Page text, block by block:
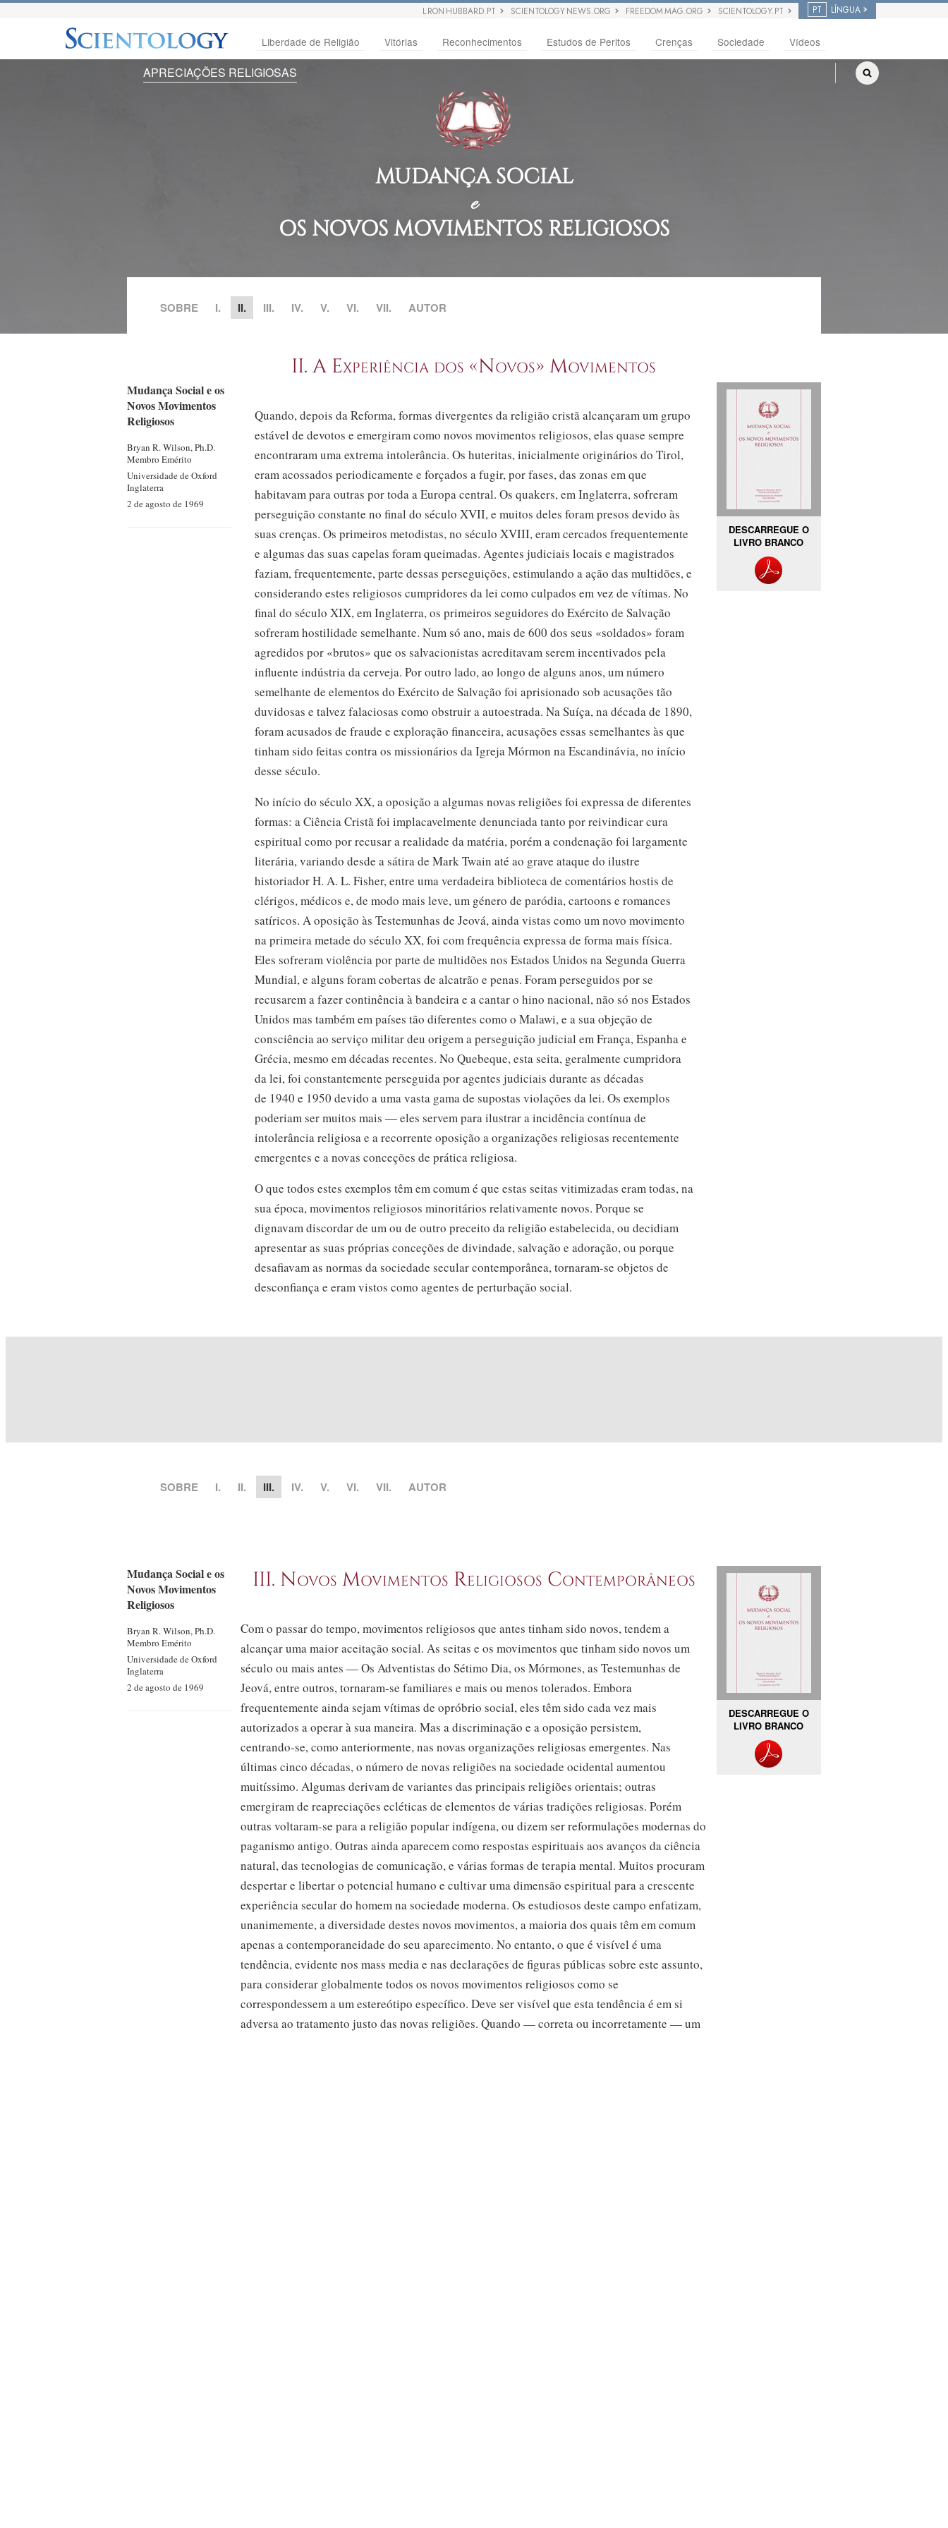
L RON HUBBARD.PT SCIENTOLOGY NEWS.ORG FREEDOM MAG.ORG SCIENTOLOGY.PT PT LÍNGUA
Liberdade de Religião Vitórias Reconhecimentos Estudos de Peritos Crenças Sociedade Vídeos
APRECIAÇÕES RELIGIOSAS
MUDANÇA SOCIAL
e
OS NOVOS MOVIMENTOS RELIGIOSOS
SOBRE I. II. III. IV. V. VI. VII. AUTOR
Mudança Social e os
Novos Movimentos
Religiosos
Bryan R.Wilson, Ph.D.
Membro Emérito
Universidade de Oxford
Inglaterra
2 de agosto de 1969
II. A Experiência dos «Novos» Movimentos
Quando, depois da Reforma, formas divergentes da religião cristã alcançaram um grupo
estável de devotos e emergiram como novos movimentos religiosos, elas quase sempre
encontraram uma extrema intolerância. Os huteritas, inicialmente originários do Tirol,
eram acossados periodicamente e forçados a fugir, por fases, das zonas em que
habitavam para outras por toda a Europa central. Os quakers, em Inglaterra, sofreram
perseguição constante no final do século XVII,e muitos deles foram presos devido às
suas crenças. Os primeiros metodistas, no século XVIII,eram cercados frequentemente
e algumas das suas capelas foram queimadas. Agentes judiciais locais e magistrados
faziam, frequentemente, parte dessas perseguições, estimulando a ação das multidões, e
considerando estes religiosos cumpridores da lei como culpados em vez de vítimas. No
final do século XIX,em Inglaterra, os primeiros seguidores do Exército de Salvação
sofreram hostilidade semelhante. Num só ano, mais de 600 dos seus «soldados» foram
agredidos por «brutos» que os salvacionistas acreditavam serem incentivados pela
influente indústria da cerveja. Por outro lado, ao longo de alguns anos, um número
semelhante de elementos do Exército de Salvação foi aprisionado sob acusações tão
duvidosas e talvez falaciosas como obstruir a autoestrada. Na Suíça, na décadade 1890,
foram acusados de fraude e exploração financeira, acusações essas semelhantes às que
tinham sido feitas contra os missionários da Igreja Mórmon na Escandinávia, no início
desse século.
No início do século XX,a oposição a algumas novas religiões foi expressa de diferentes
formas: a Ciência Cristã foi implacavelmente denunciada tanto por reivindicar cura
espiritual como por recusar a realidade da matéria, porém a condenação foi largamente
literária, variando desde a sátira de Mark Twain até ao grave ataque do ilustre
historiadorH. A. L. Fisher,entre uma verdadeira biblioteca de comentários hostis de
clérigos, médicos e, de modo mais leve, um género de paródia, cartoons e romances
satíricos. A oposição às Testemunhas de Jeová, ainda vistas como um novo movimento
na primeira metade do século XX,foi com frequência expressa de forma mais física.
Eles sofreram violência por parte de multidões nos Estados Unidos na Segunda Guerra
Mundial, e alguns foram cobertas de alcatrão e penas. Foram perseguidos por se
recusarem a fazer continência à bandeira e a cantar o hino nacional, não só nos Estados
Unidos mas também em países tão diferentes como o Malawi, e a sua objeção de
consciência ao serviço militar deu origem a perseguição judicial em França, Espanha e
Grécia, mesmo em décadas recentes. No Quebeque, esta seita, geralmente cumpridora
da lei, foi constantemente perseguida por agentes judiciais durante as décadas
de 1940 e 1950 devido a uma vasta gama de supostas violações da lei. Os exemplos
poderiam ser muitos mais — eles servem para ilustrar a incidência contínua de
intolerância religiosa e a recorrente oposição a organizações religiosas recentemente
emergentes e a novas conceções de prática religiosa.
O que todos estes exemplos têm em comum é que estas seitas vitimizadas eram todas, na
sua época, movimentos religiosos minoritários relativamente novos. Porque se
dignavam discordar de um ou de outro preceito da religião estabelecida, ou decidiam
apresentar as suas próprias conceções de divindade, salvação e adoração, ou porque
desafiavam as normas da sociedade secular contemporânea,tornaram-se objetos de
desconfiança e eram vistos como agentes de perturbação social.
DESCARREGUE O
LIVRO BRANCO
SOBRE I. II. III. IV. V. VI. VII. AUTOR
Mudança Social e os
Novos Movimentos
Religiosos
Bryan R.Wilson, Ph.D.
Membro Emérito
Universidade de Oxford
Inglaterra
2 de agosto de 1969
III. Novos Movimentos Religiosos Contemporâneos
Com o passar do tempo, movimentos religiosos que antes tinham sido novos, tendem a
alcançar uma maior aceitação social. As seitas e os movimentos que tinham sido novos um
século ou mais antes — Os Adventistas do Sétimo Dia, os Mórmones, as Testemunhas de
Jeová, entre outros,tornaram-se familiares e mais ou menos tolerados. Embora
frequentemente ainda sejam vítimas de opróbrio social, eles têm sido cada vez mais
autorizados a operar à sua maneira. Mas a discriminação e a oposição persistem,
centrando-se,como anteriormente, nas novas organizações religiosas emergentes. Nas
últimas cinco décadas, o número de novas religiões na sociedade ocidental aumentou
muitíssimo. Algumas derivam de variantes das principais religiões orientais; outras
emergiram de reapreciações ecléticas de elementos de várias tradições religiosas. Porém
outras voltaram-se para a religião popular indígena, ou dizem ser reformulações modernas do
paganismo antigo. Outras ainda aparecem como respostas espirituais aos avanços da ciência
natural, das tecnologias de comunicação, e várias formas de terapia mental. Muitos procuram
despertar e libertar o potencial humano e cultivar uma dimensão espiritual para a crescente
experiência secular do homem na sociedade moderna. Os estudiosos deste campo enfatizam,
unanimemente, a diversidade destes novos movimentos, a maioria dos quais têm em comum
apenas a contemporaneidade do seu aparecimento. No entanto, o que é visível é uma
tendência, evidente nos mass media e nas declarações de figuras públicas sobre este assunto,
para considerar globalmente todos os novos movimentos religiosos como se
correspondessem a um estereótipo específico. Deve ser visível que esta tendência é em si
adversa ao tratamento justo das novas religiões. Quando — correta ou incorretamente — um
DESCARREGUE O
LIVRO BRANCO